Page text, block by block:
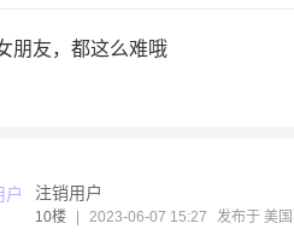
朋友，都这么难哦
注销用户
10楼 2023-06-07 15:27 发布于 美国